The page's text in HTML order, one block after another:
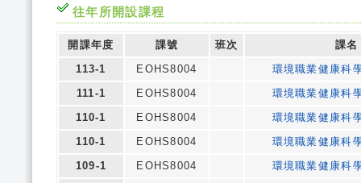
往年所開設課程
開課年度 課號 班次
課名
113-1
EOHS8004
環境職業健康科
111-1
EOHS8004
環境職業健康科
110-1
EOHS8004
環境職業健康科
110-1
EOHS8004
環境職業健康科
109-1
EOHS8004
環境職業健康科